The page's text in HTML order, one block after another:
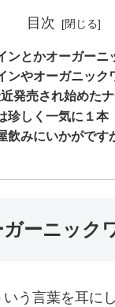
目次
ンとかオーガーニ
ンやオーガニック
発売され始めた
珍しく一気に１本
飲みにいかがです
ーニック
う言葉を耳に